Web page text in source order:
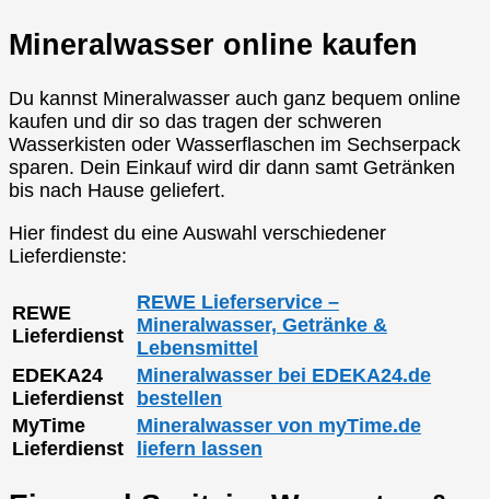
Mineralwasser online kaufen
Du kannst Mineralwasser auch ganz bequem online
kaufen und dir so das tragen der schweren
Wasserkisten oder Wasserflaschen im Sechserpack
sparen. Dein Einkauf wird dir dann samt Getränken
bis nach Hause geliefert.
Hier findest du eine Auswahl verschiedener
Lieferdienste:
REWE
Lieferdienst
REWE Lieferservice –
Mineralwasser, Getränke &
Lebensmittel
EDEKA24
Lieferdienst
Mineralwasser bei EDEKA24.de
bestellen
MyTime
Lieferdienst
Mineralwasser von myTime.de
liefern lassen